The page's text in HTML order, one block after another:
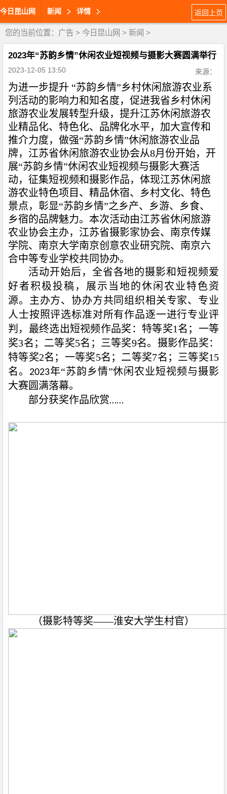
今日昆山网 新闻 详情 返回上页
您的当前位置： 广告 > 今日昆山网 > 新闻 >
2023年“苏韵乡情”休闲农业短视频与摄影大赛圆满举行
2023-12-05 13:50 来源：
为进一步提升 “苏韵乡情”乡村休闲旅游农业系
列活动的影响力和知名度，促进我省乡村休闲
旅游农业发展转型升级，提升江苏休闲旅游农
业精品化、特色化、品牌化水平，加大宣传和
推介力度，做强“苏韵乡情”休闲旅游农业品
牌，江苏省休闲旅游农业协会从8月份开始，开
展“苏韵乡情”休闲农业短视频与摄影大赛活
动，征集短视频和摄影作品，体现江苏休闲旅
游农业特色项目、精品休宿、乡村文化、特色
景点，彰显“苏韵乡情”之乡产、乡游、乡食、
乡宿的品牌魅力。本次活动由江苏省休闲旅游
农业协会主办，江苏省摄影家协会、南京传媒
学院、南京大学南京创意农业研究院、南京六
合中等专业学校共同协办。
活动开始后，全省各地的摄影和短视频爱
好者积极投稿，展示当地的休闲农业特色资
源。主办方、协办方共同组织相关专家、专业
人士按照评选标准对所有作品逐一进行专业评
判，最终选出短视频作品奖：特等奖1名；一等
奖3名；二等奖5名；三等奖9名。摄影作品奖：
特等奖2名；一等奖5名；二等奖7名；三等奖15
名 。 2023年“苏韵乡情”休闲农业短视频与摄影
大赛圆满落幕。
部分获奖作品欣赏……
（摄影特等奖——淮安大学生村官）